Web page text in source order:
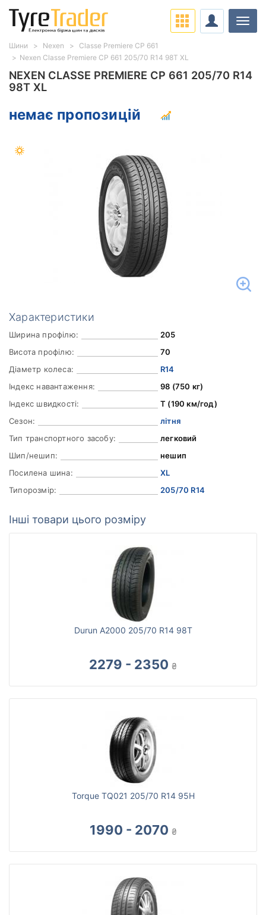
NEXEN CLASSE PREMIERE CP 661 205/70 R14
98T XL
немає пропозицій
Характеристики
Ширина профілю:
205
Висота профілю:
70
Діаметр колеса:
R14
Індекс навантаження:
98 (750 кг)
Індекс швидкості:
T (190 км/год)
Сезон:
літня
Тип транспортного засобу:
легковий
Шип/нешип:
нешип
Посилена шина:
XL
Типорозмір:
205/70 R14
Інші товари цього розміру
Durun A2000 205/70 R14 98T
2279 - 2350 ₴
Torque TQ021 205/70 R14 95H
1990 - 2070 ₴
Шини Nexen
Classe Premiere CP 661
Nexen Classe Premiere CP 661 205/70 R14 98T XL